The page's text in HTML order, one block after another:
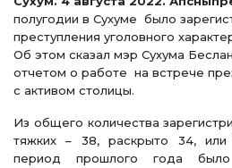
полугодии в Сухуме было
преступления уголовного
Об этом сказал мэр Сухума
отчетом о работе на встрече
с активом столицы.
Из общего количества
тяжких – 38, раскрыто 34, или
период прошлого года было